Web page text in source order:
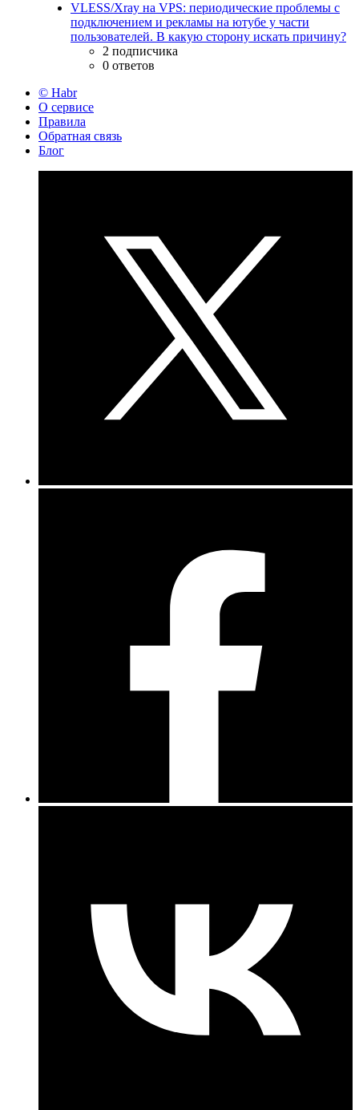
VLESS/Xray на VPS: периодические проблемы с
подключением и рекламы на ютубе у части
пользователей. В какую сторону искать причину?
2 подписчика
0 ответов
© Habr
О сервисе
Правила
Обратная связь
Блог